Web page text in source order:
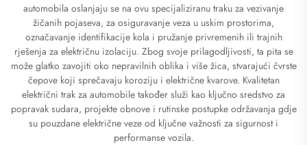
automobila oslanjaju se na ovu specijaliziranu traku za vezivanje
žičanih pojaseva, za osiguravanje veza u uskim prostorima,
označavanje identifikacije kola i pružanje privremenih ili trajnih
rješenja za električnu izolaciju. Zbog svoje prilagodljivosti, ta pita se
može glatko zavojiti oko nepravilnih oblika i više žica, stvarajući čvrste
čepove koji sprečavaju koroziju i električne kvarove. Kvalitetan
električni trak za automobile također služi kao ključno sredstvo za
popravak sudara, projekte obnove i rutinske postupke održavanja gdje
su pouzdane električne veze od ključne važnosti za sigurnost i
performanse vozila.